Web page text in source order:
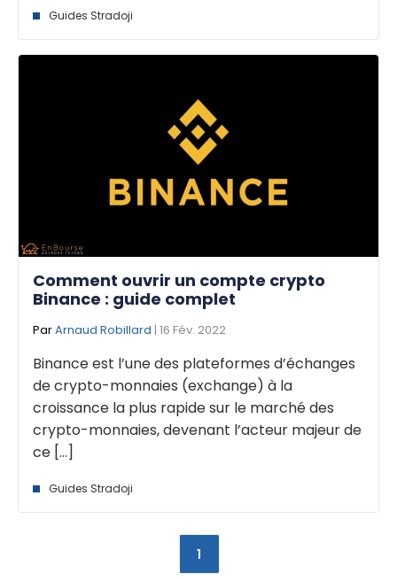
Guides Stradoji
Comment ouvrir un compte crypto
Binance : guide complet
ParArnaud Robillard | 16 Fév. 2022
Binance est l’une des plateformes d’échanges
de crypto-monnaies (exchange) à la
croissance la plus rapide sur le marché des
crypto-monnaies, devenant l’acteur majeur de
ce [...]
Guides Stradoji
1